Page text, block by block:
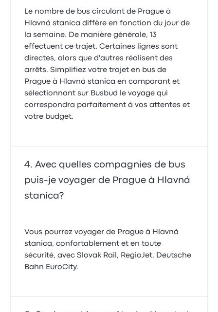
Le nombre de bus circulant de Prague à
Hlavná stanica diffère en fonction du jour de
la semaine. De manière générale, 13
effectuent ce trajet. Certaines lignes sont
directes, alors que d'autres réalisent des
arrêts. Simplifiez votre trajet en bus de
Prague à Hlavná stanica en comparant et
sélectionnant sur Busbud le voyage qui
correspondra parfaitement à vos attentes et
votre budget.
Avec quelles compagnies de bus
puis-je voyager de Prague à Hlavná
stanica?
Vous pourrez voyager de Prague à Hlavná
stanica, confortablement et en toute
sécurité, avec Slovak Rail, RegioJet, Deutsche
Bahn EuroCity.